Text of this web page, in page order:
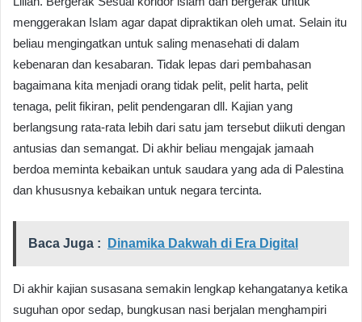
menggerakan Islam agar dapat dipraktikan oleh umat. Selain itu
beliau mengingatkan untuk saling menasehati di dalam
kebenaran dan kesabaran. Tidak lepas dari pembahasan
bagaimana kita menjadi orang tidak pelit, pelit harta, pelit
tenaga, pelit fikiran, pelit pendengaran dll. Kajian yang
berlangsung rata-rata lebih dari satu jam tersebut diikuti dengan
antusias dan semangat. Di akhir beliau mengajak jamaah
berdoa meminta kebaikan untuk saudara yang ada di Palestina
dan khususnya kebaikan untuk negara tercinta.
Baca Juga : Dinamika Dakwah di Era Digital
Di akhir kajian susasana semakin lengkap kehangatanya ketika
suguhan opor sedap, bungkusan nasi berjalan menghampiri